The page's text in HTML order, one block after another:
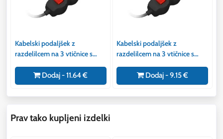
Kabelski podaljšek z
razdelilcem na 3 vtičnice s
Dodaj - 11.64 €
Kabelski podaljšek z
razdelilcem na 3 vtičnice s
Dodaj - 9.15 €
Prav tako kupljeni izdelki